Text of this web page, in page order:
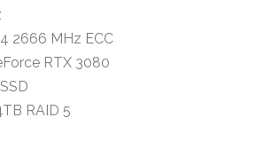
2666 MHz ECC
RTX 3080
RAID 5